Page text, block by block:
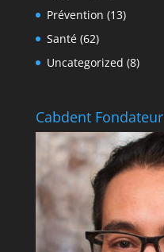
Prévention (13)
Santé(62)
Uncategorized (8)
Cabdent Fondateur